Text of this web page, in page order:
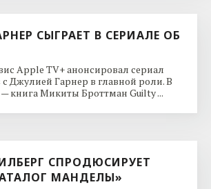
СЫГРАЕТ В СЕРИАЛЕ ОБ
Apple TV+ анонсировал сериал
с Джулией Гарнер в главной роли. В
книга Микиты Броттман Guilty ...
СПРОДЮСИРУЕТ
МАНДЕЛЫ»